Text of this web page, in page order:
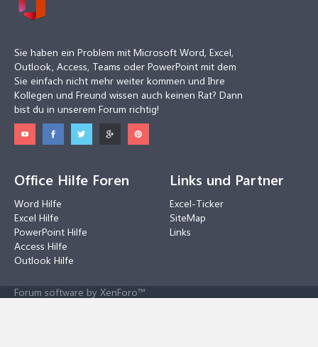
Sie haben ein Problem mit Microsoft Word, Excel,
Outlook, Access, Teams oder PowerPoint mit dem
Sie einfach nicht mehr weiter kommen und Ihre
Kollegen und Freund wissen auch keinen Rat? Dann
bist du in unserem Forum richtig!
Office Hilfe Foren
Word Hilfe
Excel Hilfe
PowerPoint Hilfe
Access Hilfe
Outlook Hilfe
Links und Partner
Excel-Ticker
SiteMap
Links
Forum software by XenForo™